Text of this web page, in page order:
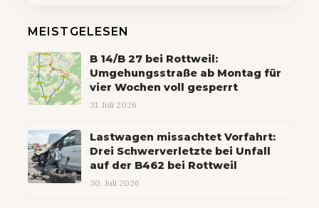
MEISTGELESEN
B 14/B 27 bei Rottweil:
Umgehungsstraße ab Montag für
vier Wochen voll gesperrt
31. Juli 2026
Lastwagen missachtet Vorfahrt:
Drei Schwerverletzte bei Unfall
auf der B462 bei Rottweil
30. Juli 2026